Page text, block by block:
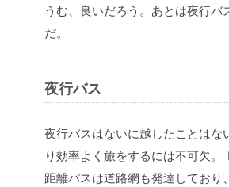
うむ、良いだろう。あとは夜行バ
だ。
夜行バス
夜行バスはないに越したことはな
り効率よく旅をするには不可欠。
距離バスは道路網も発達しており